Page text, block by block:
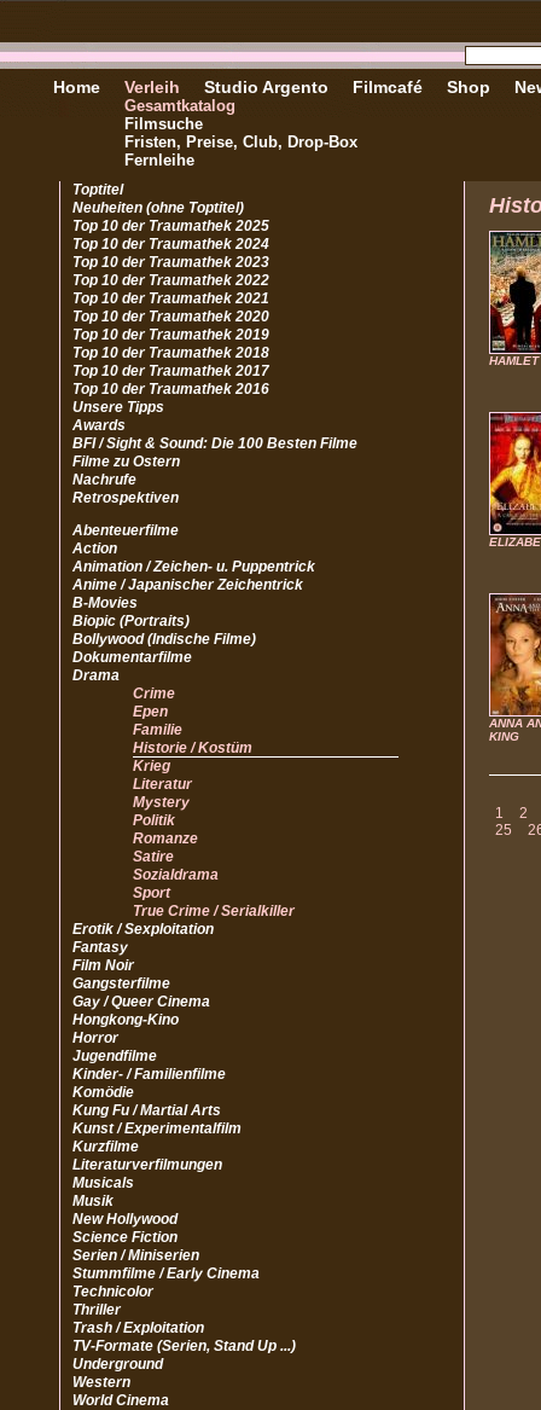
Home Verleih
Gesamtkatalog
Filmsuche
Fristen, Preise, Club, Drop-Box
Fernleihe
Studio Argento Filmcafé Shop
Toptitel
Neuheiten (ohne Toptitel)
Top 10 der Traumathek 2025
Top 10 der Traumathek 2024
Top 10 der Traumathek 2023
Top 10 der Traumathek 2022
Top 10 der Traumathek 2021
Top 10 der Traumathek 2020
Top 10 der Traumathek 2019
Top 10 der Traumathek 2018
Top 10 der Traumathek 2017
Top 10 der Traumathek 2016
Unsere Tipps
Awards
BFI / Sight & Sound: Die 100 Besten Filme
Filme zu Ostern
Nachrufe
Retrospektiven
Abenteuerfilme
Action
Animation / Zeichen- u. Puppentrick
Anime / Japanischer Zeichentrick
B-Movies
Biopic (Portraits)
Bollywood (Indische Filme)
Dokumentarfilme
Drama
Crime
Epen
Familie
Historie / Kostüm
Krieg
Literatur
Mystery
Politik
Romanze
Satire
Sozialdrama
Sport
True Crime / Serialkiller
Erotik / Sexploitation
Fantasy
Film Noir
Gangsterfilme
Gay / Queer Cinema
Hongkong-Kino
Horror
Jugendfilme
Kinder- / Familienfilme
Komödie
Kung Fu / Martial Arts
Kunst / Experimentalfilm
Kurzfilme
Literaturverfilmungen
Musicals
Musik
New Hollywood
Science Fiction
Serien / Miniserien
Stummfilme / Early Cinema
Technicolor
Thriller
Trash / Exploitation
TV-Formate (Serien, Stand Up ...)
Underground
Western
World Cinema
HAMLET
ANNA
KING
1
2
25